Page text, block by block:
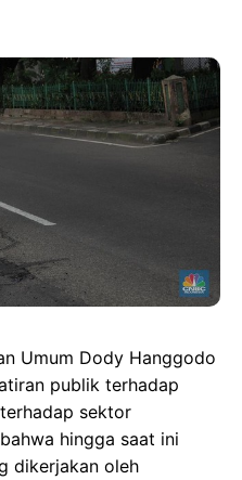
Umum Dody Hanggodo
publik terhadap
sektor
hingga saat ini
dikerjakan oleh